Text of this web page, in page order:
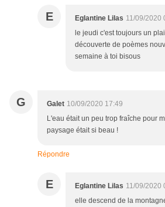
E Eglantine Lilas 11/09/2020
le jeudi c'est toujours un
découverte de poèmes
semaine à toi bisous
G Galet 10/09/2020 17:49
L'eau était un peu trop fraîche pour
paysage était si beau !
Répondre
E Eglantine Lilas 11/09/2020
elle descend de la